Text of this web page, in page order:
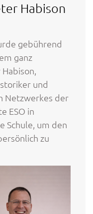
Habison
gebührend
ganz
und
Netzwerkes der
ESO in
Schule, um den
zu